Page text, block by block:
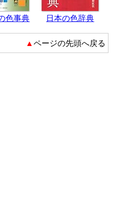
色事典 日本の色辞典
▲ページの先頭へ戻る